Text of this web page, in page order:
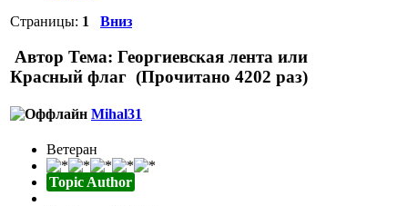
Страницы: 1 Вниз
Автор Тема: Георгиевская лента или
Красный флаг (Прочитано 4202 раз)
Mihal31
Ветеран
Topic Author